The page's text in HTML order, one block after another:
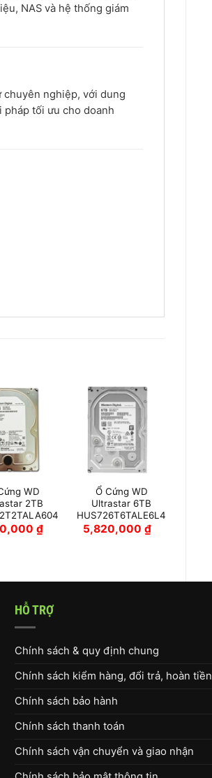
NAS và hệ thống giám
chuyên nghiệp, với dung
pháp tối ưu cho doanh
WD
2TB
₫
Ổ Cứng WD
Ultrastar 6TB
HUS726T6TALE6L4
5,820,000₫
HỖ TRỢ
Chính sách & quy định chung
Chính sách kiểm hàng, đổi trả, hoàn tiền
Chính sách bảo hành
Chính sách thanh toán
Chính sách vận chuyển và giao nhận